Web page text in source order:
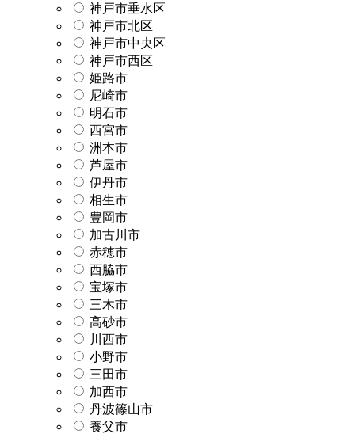
神戸市垂水区
神戸市北区
神戸市中央区
神戸市西区
姫路市
尼崎市
明石市
西宮市
洲本市
芦屋市
伊丹市
相生市
豊岡市
加古川市
赤穂市
西脇市
宝塚市
三木市
高砂市
川西市
小野市
三田市
加西市
丹波篠山市
養父市